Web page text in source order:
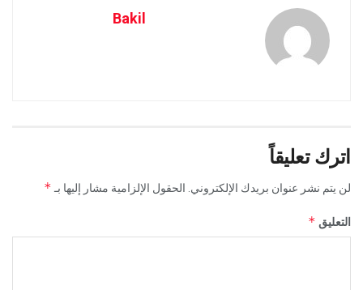
Bakil
اترك تعليقاً
لن يتم نشر عنوان بريدك الإلكتروني. الحقول الإلزامية مشار إليها بـ*
التعليق *